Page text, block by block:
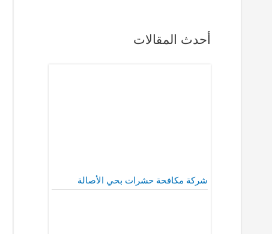
أحدث المقالات
شركة مكافحة حشرات بحي الأصالة